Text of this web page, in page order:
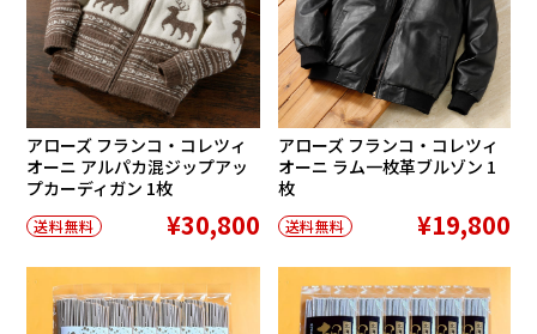
アローズ フランコ・コレツィ
オーニ アルパカ混ジップアッ
プカーディガン 1枚
送料無料 ¥30,800
アローズ フランコ・コレツィ
オーニ ラム一枚革ブルゾン 1
枚
送料無料 ¥19,800